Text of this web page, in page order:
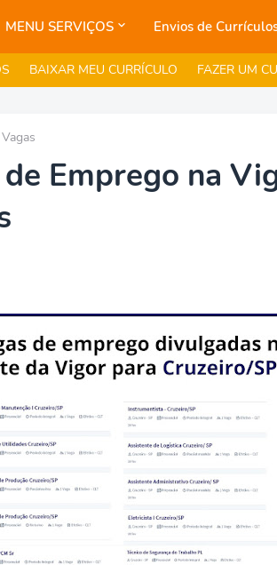
MENU SERVIÇOS Envios de
BAIXAR MEU CURRÍCULO FAZER UM
Emprego na